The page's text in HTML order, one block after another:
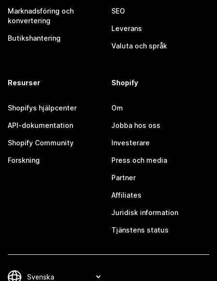
Marknadsföring och
konvertering
Butikshantering
SEO
Leverans
Valuta och språk
Resurser
Shopifys hjälpcenter
API-dokumentation
Shopify Community
Forskning
Shopify
Om
Jobba hos oss
Investerare
Press och media
Partner
Affiliates
Juridisk information
Tjänstens status